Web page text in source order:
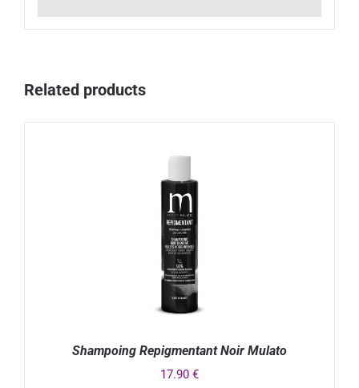
Related products
Shampoing Repigmentant Noir Mulato
17.90 €